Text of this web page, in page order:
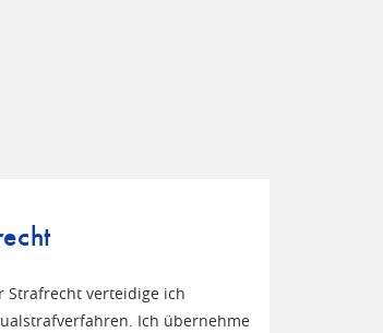
Strafrecht verteidige ich
Ich übernehme